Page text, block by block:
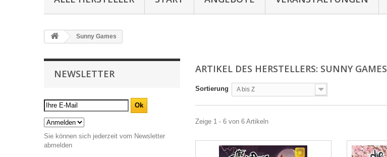
Sunny Games
NEWSLETTER
Sie können sich jederzeit vom Newsletter
abmelden
ARTIKEL DES HERSTELLERS: SUNNY GAMES
Sortierung A bis Z
Zeige 1 - 6 von 6 Artikeln